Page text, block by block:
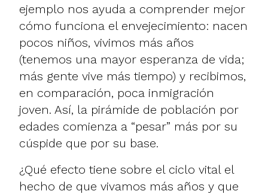
ejemplo nos ayuda a comprender mejor
cómo funciona el envejecimiento: nacen
pocos niños, vivimos más años
(tenemos una mayor esperanza de vida;
más gente vive más tiempo) y recibimos,
en comparación, poca inmigración
joven. Así, la pirámide de población por
edades comienza a “pesar” más por su
cúspide que por su base.
¿Qué efecto tiene sobre el ciclo vital el
hecho de que vivamos más años y que